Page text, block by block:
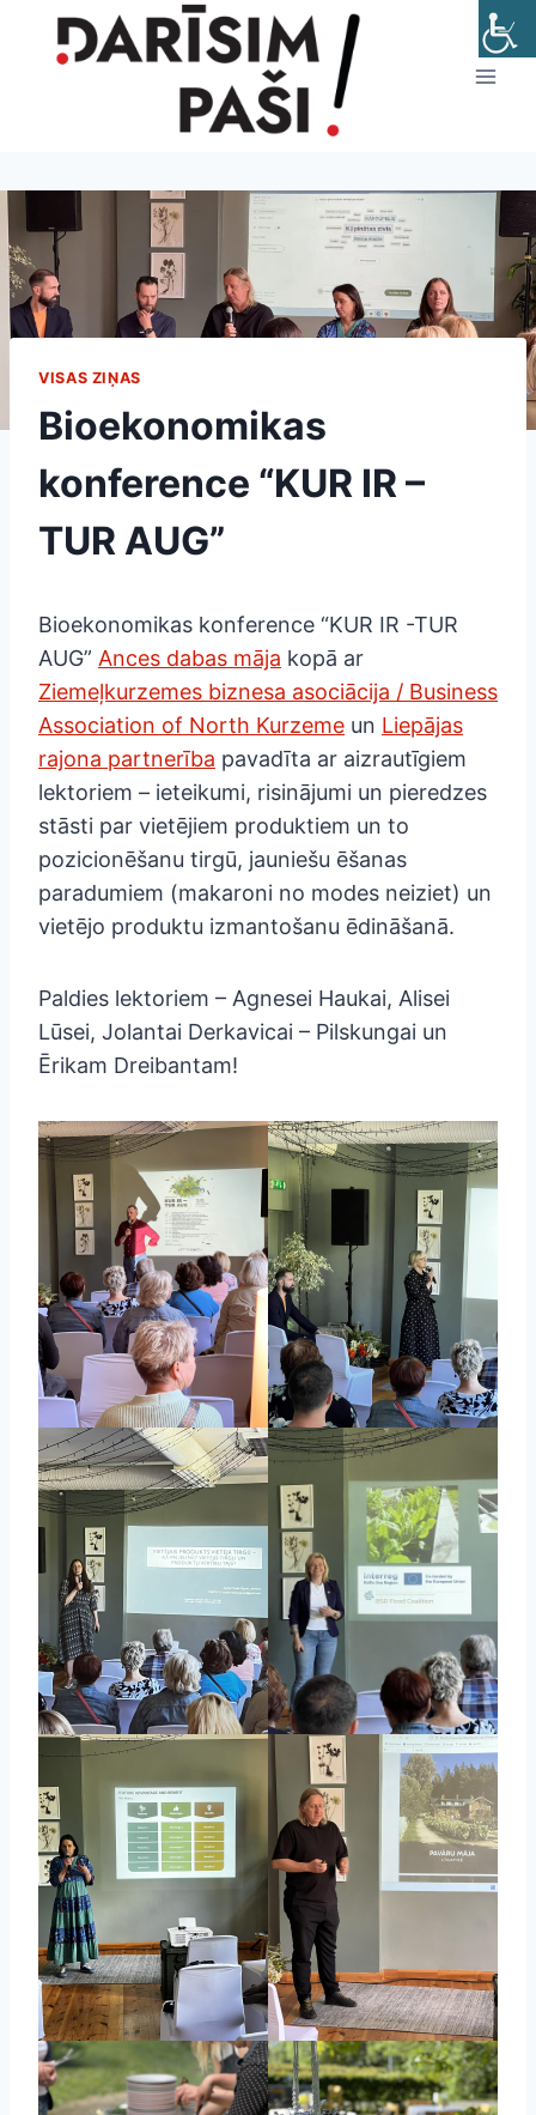
VISAS ZIŅAS
Bioekonomikas
konference “KUR IR –
TUR AUG”
Bioekonomikas konference “KUR IR -TUR
AUG” Ances dabas māja kopā ar
Ziemeļkurzemes biznesa asociācija / Business
Association of North Kurzeme un Liepājas
rajona partnerība pavadīta ar aizrautīgiem
lektoriem – ieteikumi, risinājumi un pieredzes
stāsti par vietējiem produktiem un to
pozicionēšanu tirgū, jauniešu ēšanas
paradumiem (makaroni no modes neiziet) un
vietējo produktu izmantošanu ēdināšanā.
Paldies lektoriem – Agnesei Haukai, Alisei
Lūsei, Jolantai Derkavicai – Pilskungai un
Ērikam Dreibantam!